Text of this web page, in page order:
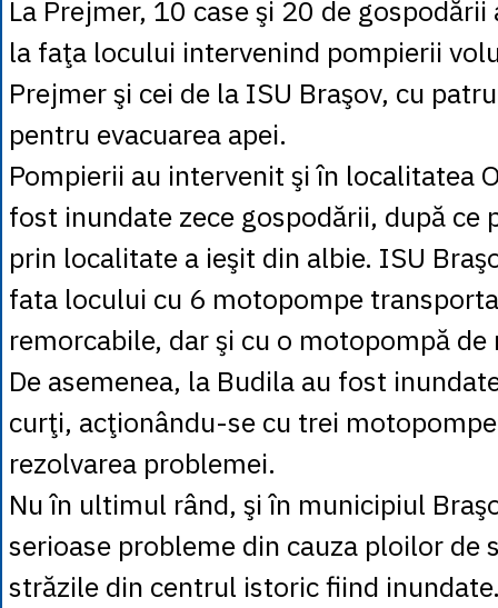
La Prejmer, 10 case şi 20 de
la faţa locului intervenind pompierii
Prejmer şi cei de la ISU Braşov, cu
pentru evacuarea apei.
Pompierii au intervenit şi în localitatea
fost inundate zece gospodării, după ce
prin localitate a ieşit din albie. ISU
fata locului cu 6 motopompe
remorcabile, dar şi cu o motopompă
De asemenea, la Budila au fost
curţi, acţionându-se cu trei
rezolvarea problemei.
Nu în ultimul rând, şi în municipiul
serioase probleme din cauza ploilor de
străzile din centrul istoric fiind